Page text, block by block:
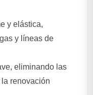
y elástica,
y líneas de
eliminando las
renovación